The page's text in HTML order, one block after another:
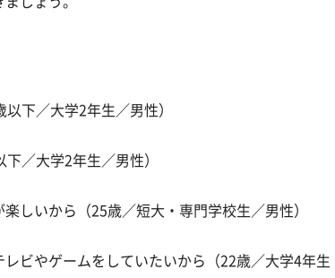
下／大学2年生／男性）
／大学2年生／男性）
しいから（25歳／短大・専門学校生／男性）
レビやゲームをしていたいから（22歳／大学4年生